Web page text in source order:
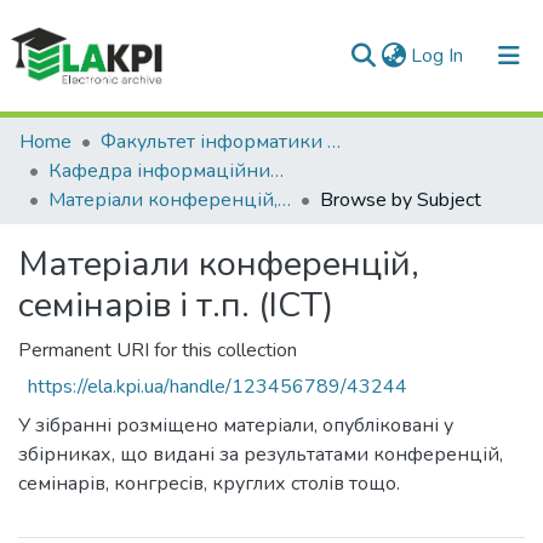
Log In (current)
Communities & Collections
All of DSpace
Home
Факультет інформатики та обчислювальної техніки (ФІОТ)
Кафедра інформаційних систем та технологій (ІСТ)
Матеріали конференцій, семінарів і т.п. (ІСТ)
Browse by Subject
Матеріали конференцій,
семінарів і т.п. (ІСТ)
Permanent URI for this collection
https://ela.kpi.ua/handle/123456789/43244
У зібранні розміщено матеріали, опубліковані у
збірниках, що видані за результатами конференцій,
семінарів, конгресів, круглих столів тощо.